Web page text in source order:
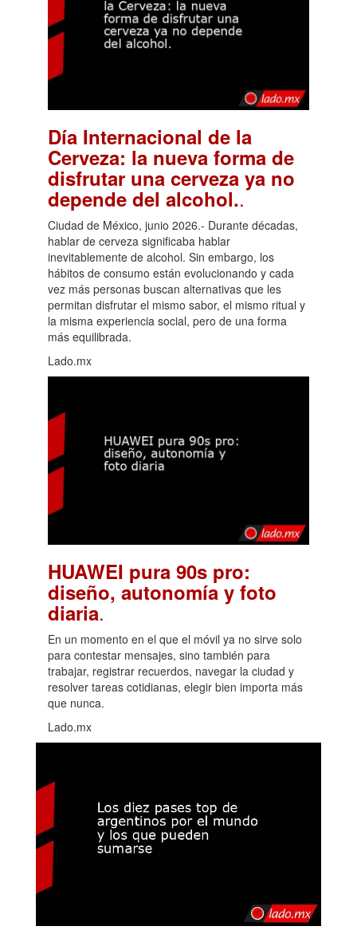
Día Internacional de la
Cerveza: la nueva forma de
disfrutar una cerveza ya no
depende del alcohol..
Ciudad de México, junio 2026.- Durante décadas,
hablar de cerveza significaba hablar
inevitablemente de alcohol. Sin embargo, los
hábitos de consumo están evolucionando y cada
vez más personas buscan alternativas que les
permitan disfrutar el mismo sabor, el mismo ritual y
la misma experiencia social, pero de una forma
más equilibrada.
Lado.mx
HUAWEI pura 90s pro:
diseño, autonomía y foto
diaria.
En un momento en el que el móvil ya no sirve solo
para contestar mensajes, sino también para
trabajar, registrar recuerdos, navegar la ciudad y
resolver tareas cotidianas, elegir bien importa más
que nunca.
Lado.mx